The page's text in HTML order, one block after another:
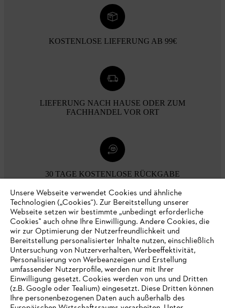
KOSTENLOSE LIEFERUNG AB 99€
LIEFERUNG NACH HAUSE ODER ZUM
FACHHANDEL VOR ORT
30 TAGE KOSTENLOSE RÜCKGABE
Zahlungsmöglichkeiten
Unsere Webseite verwendet Cookies und ähnliche
Technologien („Cookies“). Zur Bereitstellung unserer
Webseite setzen wir bestimmte „unbedingt erforderliche
Cookies" auch ohne Ihre Einwilligung. Andere Cookies, die
wir zur Optimierung der Nutzerfreundlichkeit und
Bereitstellung personalisierter Inhalte nutzen, einschließlich
Untersuchung von Nutzerverhalten, Werbeeffektivität,
Personalisierung von Werbeanzeigen und Erstellung
umfassender Nutzerprofile, werden nur mit Ihrer
Einwilligung gesetzt. Cookies werden von uns und Dritten
(z.B. Google oder Tealium) eingesetzt. Diese Dritten können
Ihre personenbezogenen Daten auch außerhalb des